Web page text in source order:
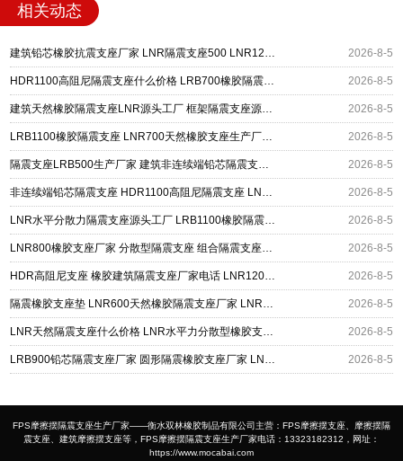
相关动态
建筑铅芯橡胶抗震支座厂家 LNR隔震支座500 LNR1200隔震支座什么价格 2026-8-5
HDR1100高阻尼隔震支座什么价格 LRB700橡胶隔震支座多少钱 LNR1400隔震支座厂家 2026-8-5
建筑天然橡胶隔震支座LNR源头工厂 框架隔震支座源头工厂 建筑高阻尼减橡胶隔震支座厂家 2026-8-5
LRB1100橡胶隔震支座 LNR700天然橡胶支座生产厂家 高阻尼橡胶隔震支座(HDR)什么价格 2026-8-5
隔震支座LRB500生产厂家 建筑非连续端铅芯隔震支座 LNR橡胶隔震支座D400源头工厂 2026-8-5
非连续端铅芯隔震支座 HDR1100高阻尼隔震支座 LNR700隔震支座什么价格 2026-8-5
LNR水平分散力隔震支座源头工厂 LRB1100橡胶隔震支座生产厂家 建筑铅芯防震支座厂商源头工厂 2026-8-5
LNR800橡胶支座厂家 分散型隔震支座 组合隔震支座什么价格 2026-8-5
HDR高阻尼支座 橡胶建筑隔震支座厂家电话 LNR1200橡胶支座 2026-8-5
隔震橡胶支座垫 LNR600天然橡胶隔震支座厂家 LNR500天然隔震支座什么价格 2026-8-5
LNR天然隔震支座什么价格 LNR水平力分散型橡胶支座什么价格 天然橡胶隔震支座 2026-8-5
LRB900铅芯隔震支座厂家 圆形隔震橡胶支座厂家 LNR系列橡胶隔震支座 2026-8-5
FPS摩擦摆隔震支座生产厂家——衡水双林橡胶制品有限公司主营：FPS摩擦摆支座、摩擦摆隔
震支座、建筑摩擦摆支座等，FPS摩擦摆隔震支座生产厂家电话：13323182312，网址：
https://www.mocabai.com